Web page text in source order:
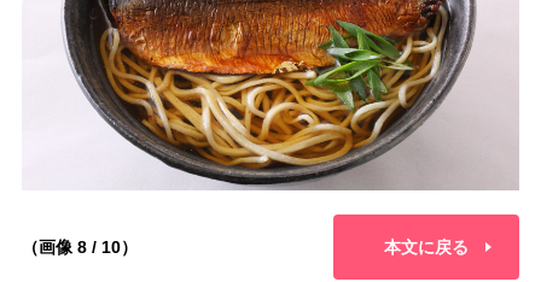
（画像 8 / 10） 本文に戻る